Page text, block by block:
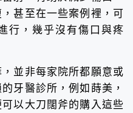
甚至在一些案例裡，可
行，幾乎沒有傷口與疼
並非每家院所都願意或
牙醫診所，例如蒔美，
以大刀闊斧的購入這些